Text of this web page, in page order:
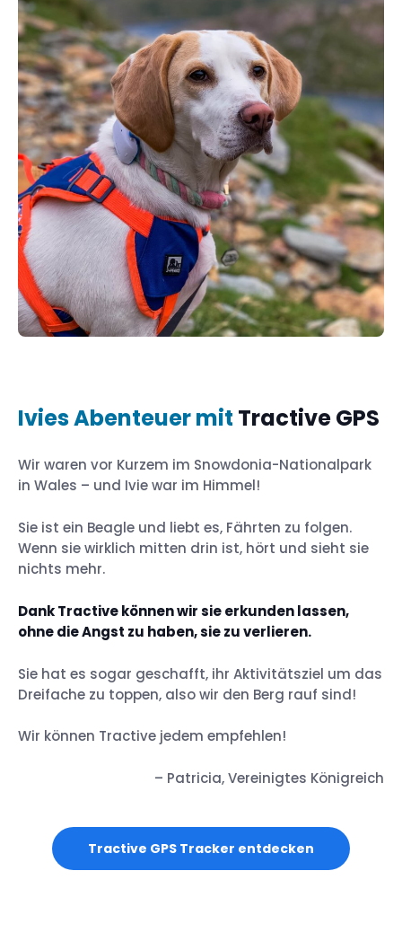
Ivies Abenteuer mit Tractive GPS
Wir waren vor Kurzem im Snowdonia-Nationalpark
in Wales – und Ivie war im Himmel!
Sie ist ein Beagle und liebt es, Fährten zu folgen.
Wenn sie wirklich mitten drin ist, hört und sieht sie
nichts mehr.
Dank Tractive können wir sie erkunden lassen,
ohne die Angst zu haben, sie zu verlieren.
Sie hat es sogar geschafft, ihr Aktivitätsziel um das
Dreifache zu toppen, also wir den Berg rauf sind!
Wir können Tractive jedem empfehlen!
– Patricia, Vereinigtes Königreich
Tractive GPS Tracker entdecken